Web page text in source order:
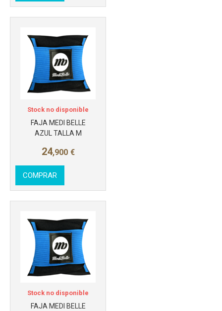
FAJA MEDI BELLE
AZUL TALLA M
24,900 €
Stock no disponible
COMPRAR
FAJA MEDI BELLE
Stock no disponible